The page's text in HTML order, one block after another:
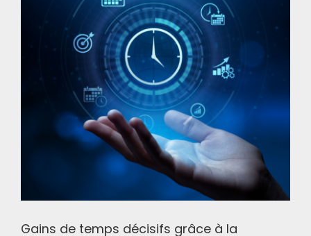
Gains de temps décisifs grâce à la